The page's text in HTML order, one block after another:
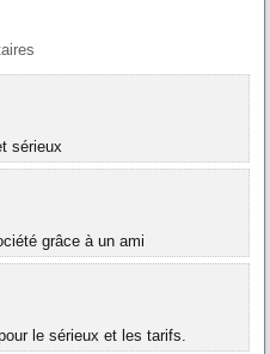
sérieux
grâce à un ami
le sérieux et les tarifs.